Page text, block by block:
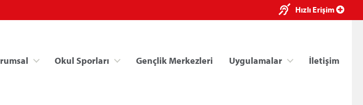
Hızlı Erişim
Okul Sporları Gençlik Merkezleri Uygulamalar İletişim
×